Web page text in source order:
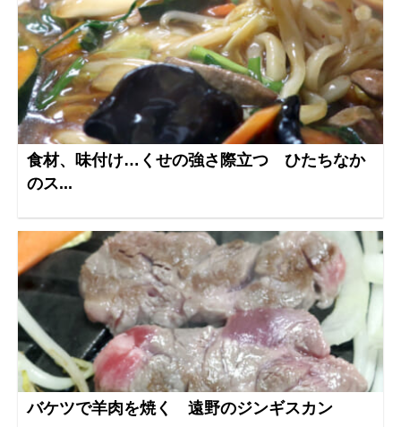
食材、味付け…くせの強さ際立つ ひたちなか
のス...
バケツで羊肉を焼く 遠野のジンギスカン